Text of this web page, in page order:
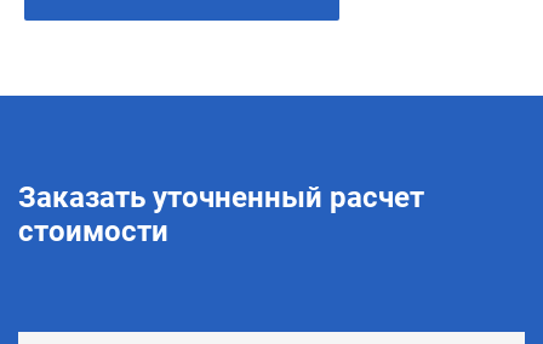
Заказать уточненный расчет
стоимости